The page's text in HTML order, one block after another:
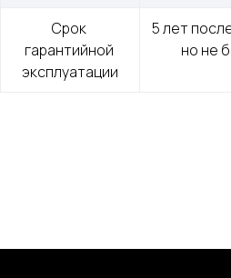
Срок
гарантийной
эксплуатации
5 лет
но не
Юридическая информация
Политика конфиденциальности
Сертификаты